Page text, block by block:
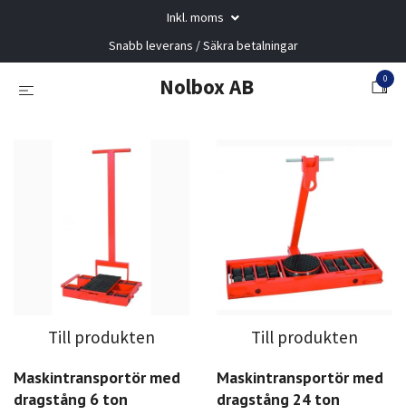
Inkl. moms
Snabb leverans / Säkra betalningar
Nolbox AB 0
Till produkten
Maskintransportör med
dragstång 6 ton
Till produkten
Maskintransportör med
dragstång 24 ton